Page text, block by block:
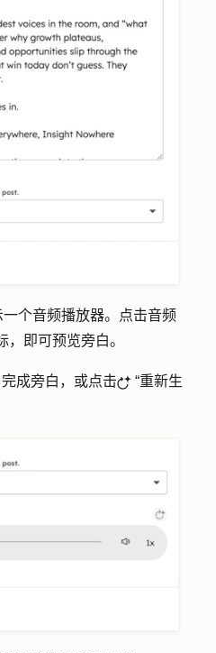
个音频播放器。点击音频
，即可预览旁白。
完成旁白，或点击breezeRegenerateIcon “重新生